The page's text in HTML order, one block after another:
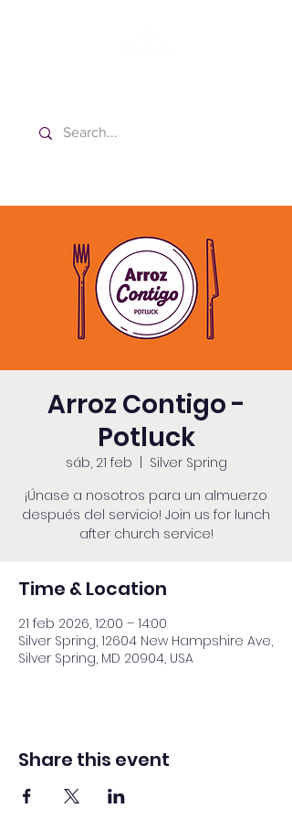
Arroz Contigo -
Potluck
sáb, 21 feb
Silver Spring
¡Únase a nosotros para un almuerzo
después del servicio! Join us for lunch
after church service!
Time & Location
21 feb 2026, 12:00 – 14:00
Silver Spring, 12604 New Hampshire Ave,
Silver Spring, MD 20904, USA
Share this event